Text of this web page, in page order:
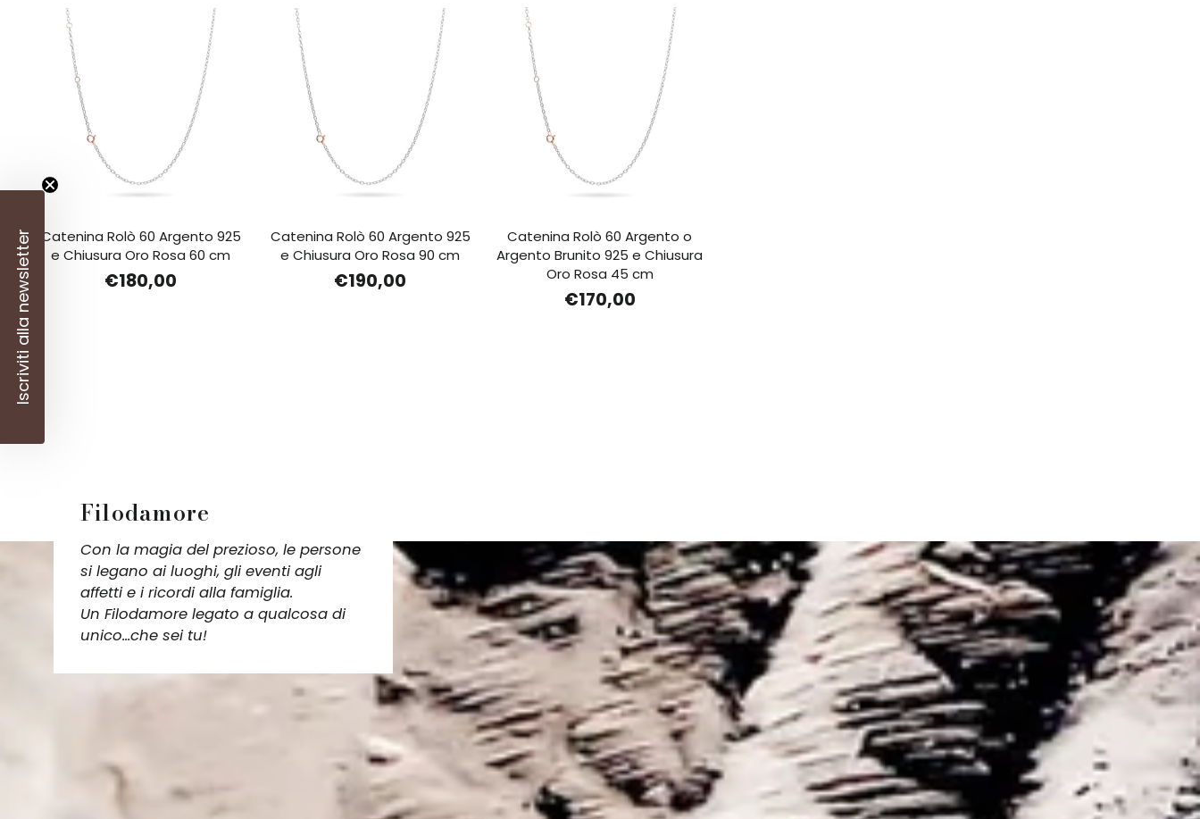
Catenina Rolò 60 Argento 925
e Chiusura Oro Rosa 60 cm
€180,00
Catenina Rolò 60 Argento 925
e Chiusura Oro Rosa 90 cm
€190,00
Catenina Rolò 60 Argento o
Argento Brunito 925 e Chiusura
Oro Rosa 45 cm
€170,00
Filodamore
Con la magia del prezioso, le persone
si legano ai luoghi, gli eventi agli
affetti e i ricordi alla famiglia.
Un Filodamore legato a qualcosa di
unico...che sei tu!
Iscriviti alla newsletter